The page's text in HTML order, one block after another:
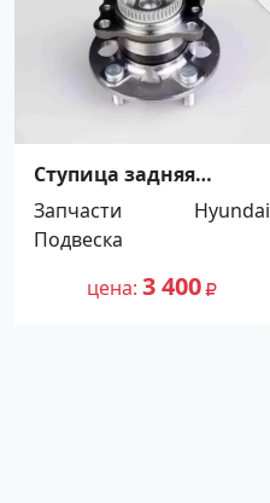
Ступица задняя
Hyundai Solaris / Rio
2010 Краснодар
Запчасти
Hyundai
Подвеска
цена 3 400